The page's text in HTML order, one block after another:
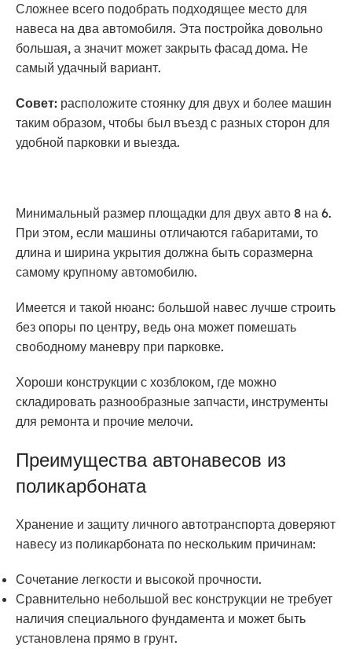
Сложнее всего подобрать подходящее место для
навеса на два автомобиля. Эта постройка довольно
большая, а значит может закрыть фасад дома. Не
самый удачный вариант.
Совет: расположите стоянку для двух и более машин
таким образом, чтобы был въезд с разных сторон для
удобной парковки и выезда.
Минимальный размер площадки для двух авто 8 на 6.
При этом, если машины отличаются габаритами, то
длина и ширина укрытия должна быть соразмерна
самому крупному автомобилю.
Имеется и такой нюанс: большой навес лучше строить
без опоры по центру, ведь она может помешать
свободному маневру при парковке.
Хороши конструкции с хозблоком, где можно
складировать разнообразные запчасти, инструменты
для ремонта и прочие мелочи.
Преимущества автонавесов из
поликарбоната
Хранение и защиту личного автотранспорта доверяют
навесу из поликарбоната по нескольким причинам:
Сочетание легкости и высокой прочности.
Сравнительно небольшой вес конструкции не требует
наличия специального фундамента и может быть
установлена прямо в грунт.